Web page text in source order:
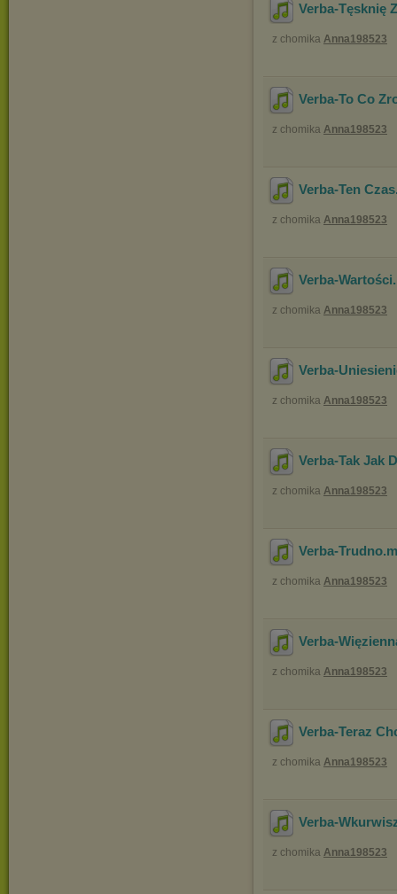
Verba-Tęsknię
z chomika Anna198523
Verba-To Co
z chomika Anna198523
Verba-Ten Czas
z chomika Anna198523
Verba-Wartości
z chomika Anna198523
Verba-
z chomika Anna198523
Verba-Tak Jak
z chomika Anna198523
Verba-Trudno
z chomika Anna198523
Verba-
z chomika Anna198523
Verba-Teraz
z chomika Anna198523
Verba-
z chomika Anna198523